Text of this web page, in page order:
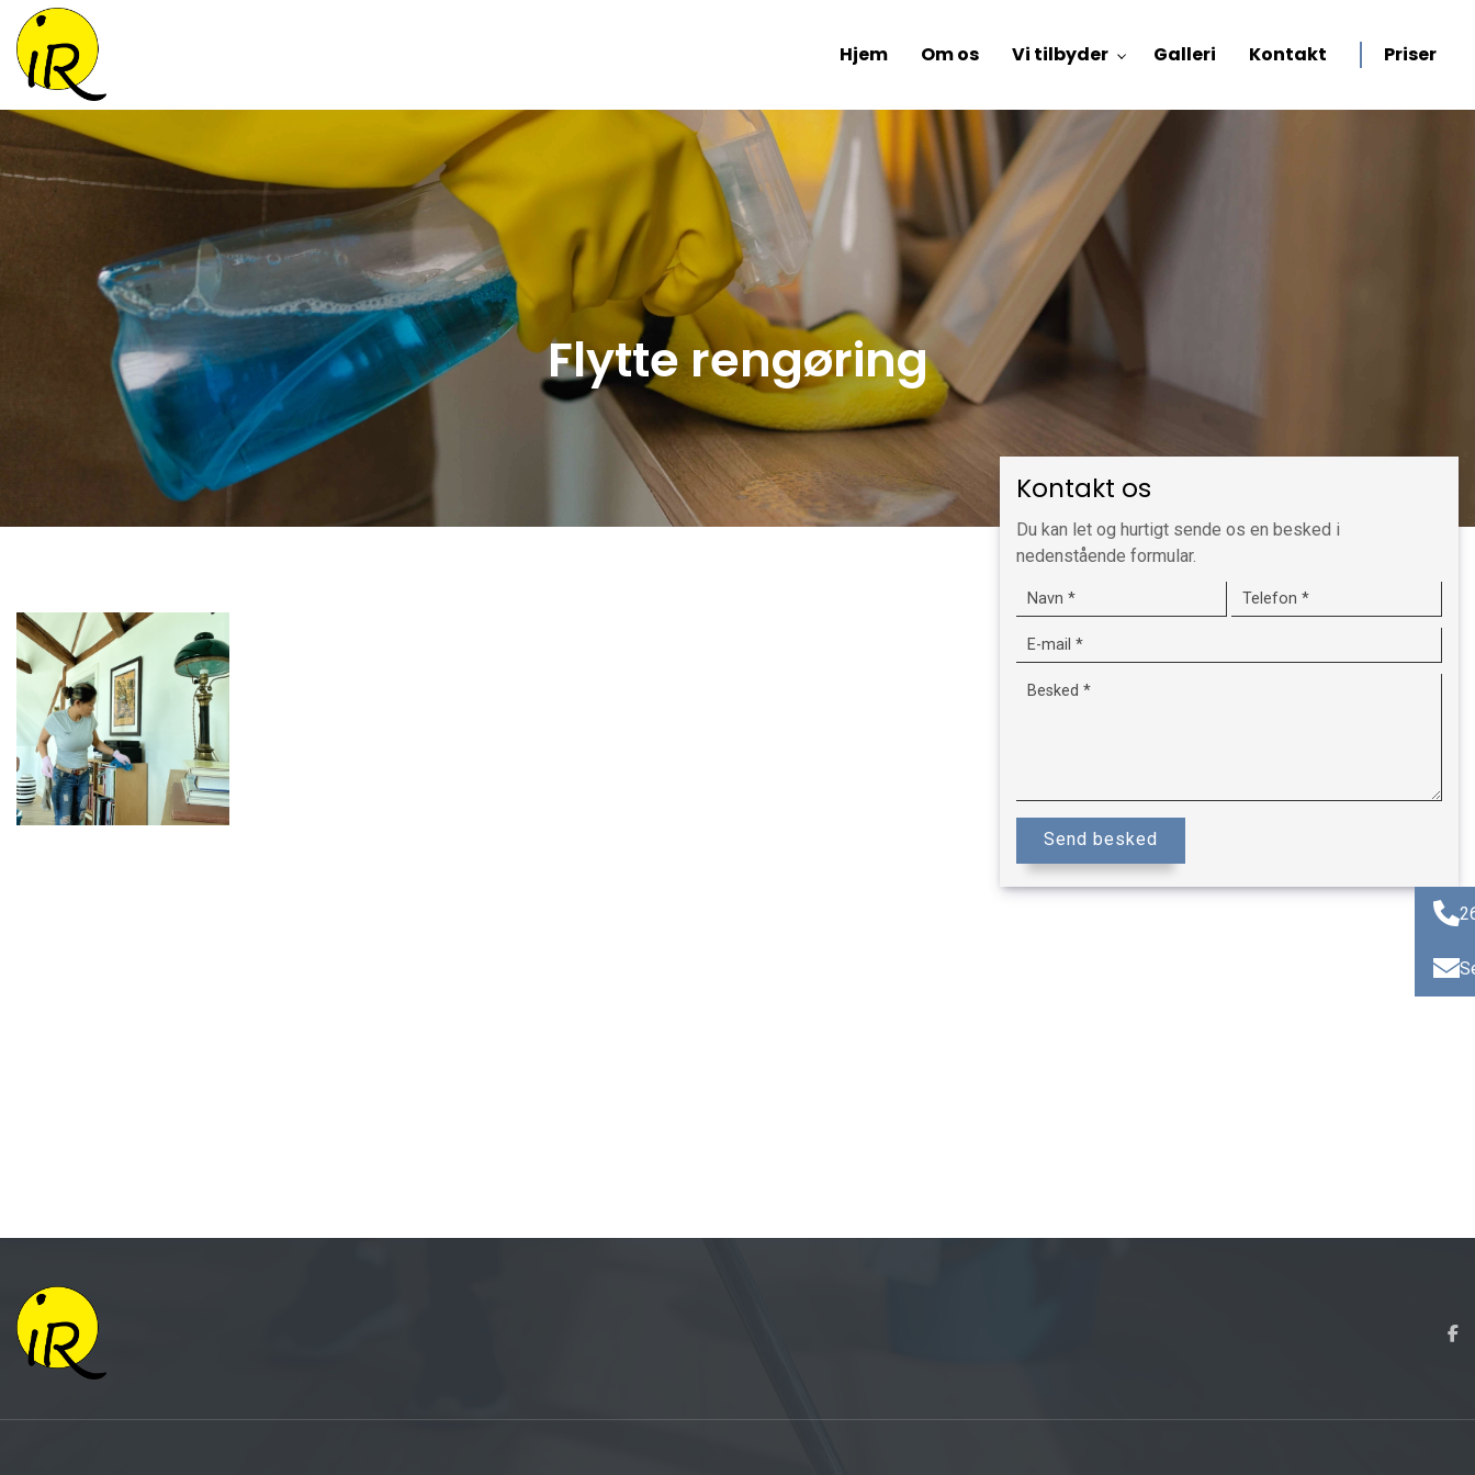
hovedindhold
Hjem Om os Vi tilbyder Galleri Kontakt Priser
Flytte rengøring
Kontakt os
Du kan let og hurtigt sende os en besked i
nedenstående formular.